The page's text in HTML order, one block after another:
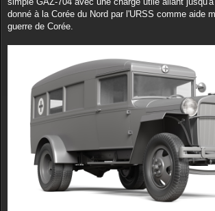
donné à la Corée du Nord par l'URSS comme aide
guerre de Corée.